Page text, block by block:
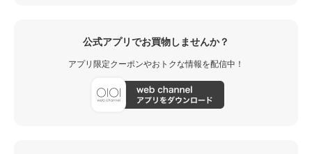
公式アプリでお買物しませんか？
アプリ限定クーポンやおトクな情報を配信中！